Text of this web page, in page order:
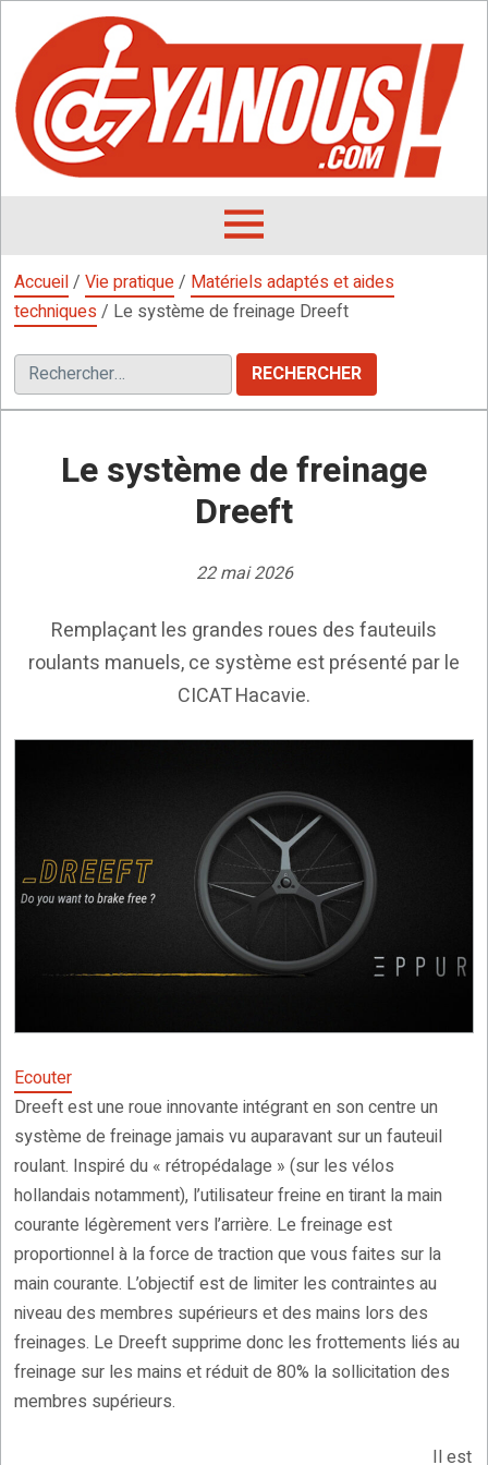
contenu
OUVRIR
MENU
Accueil/ Vie pratique/ Matériels adaptés et aides
techniques/ Le système de freinage Dreeft
Rechercher :
Le système de freinage
Dreeft
22 mai 2026
Remplaçant les grandes roues des fauteuils
roulants manuels, ce système est présenté par le
CICAT Hacavie.
Ecouter
Dreeft est une roue innovante intégrant en son centre un
système de freinage jamais vu auparavant sur un fauteuil
roulant. Inspiré du « rétropédalage » (sur les vélos
hollandais notamment), l’utilisateur freine en tirant la main
courante légèrement vers l’arrière. Le freinage est
proportionnel à la force de traction que vous faites sur la
main courante. L’objectif est de limiter les contraintes au
niveau des membres supérieurs et des mains lors des
freinages. Le Dreeft supprime donc les frottements liés au
freinage sur les mains et réduit de 80% la sollicitation des
membres supérieurs.
Il est